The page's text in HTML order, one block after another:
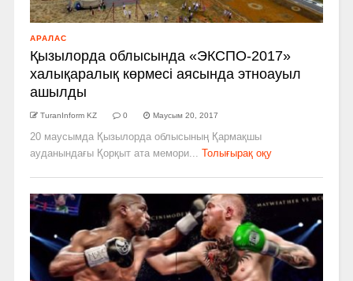
АРАЛАС
Қызылорда облысында «ЭКСПО-2017»
халықаралық көрмесі аясында этноауыл
ашылды
TuranInform KZ 0 Маусым 20, 2017
20 маусымда Қызылорда облысының Қармақшы
ауданындағы Қорқыт ата мемори...
Толығырақ оқу